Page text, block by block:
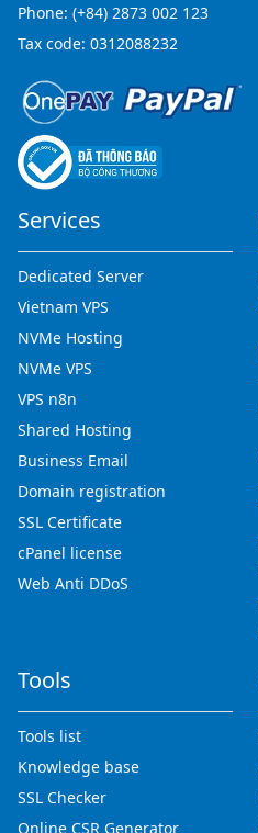
Phone: (+84) 2873 002 123
Tax code: 0312088232
Services
Dedicated Server
Vietnam VPS
NVMe Hosting
NVMe VPS
VPS n8n
Shared Hosting
Business Email
Domain registration
SSL Certificate
cPanel license
Web Anti DDoS
Tools
Tools list
Knowledge base
SSL Checker
Online CSR Generator